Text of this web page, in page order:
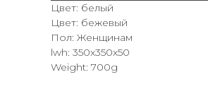
Цвет: белый
Цвет: бежевый
Пол: Женщинам
lwh: 350x350x50
Weight: 700g